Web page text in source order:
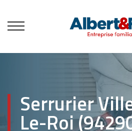
Serrurier
Le-Roi